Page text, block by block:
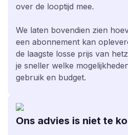
over de looptijd mee.
We laten bovendien zien
een abonnement kan
de laagste losse prijs van
je sneller welke
gebruik en budget.
Ons advies is niet te